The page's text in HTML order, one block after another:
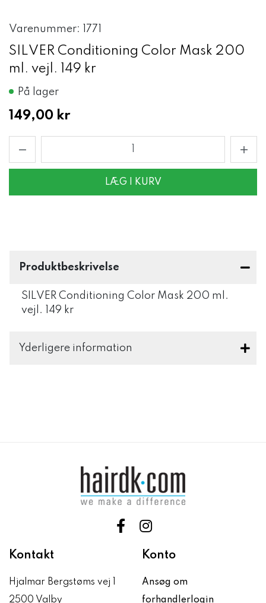
Varenummer: 1771
SILVER Conditioning Color Mask 200
ml. vejl. 149 kr
På lager
149,00 kr
LÆG I KURV
Produktbeskrivelse
SILVER Conditioning Color Mask 200 ml.
vejl. 149 kr
Yderligere information
Kontakt
Hjalmar Bergstøms vej 1
2500 Valby
Konto
Ansøg om
forhandlerlogin